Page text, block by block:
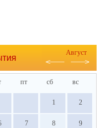
Август
пт сб вс
1 2
7 8 9